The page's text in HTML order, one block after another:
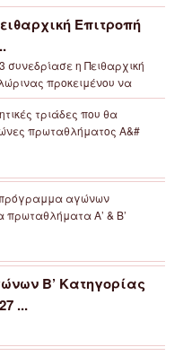
Επιτροπή
συνεδρίασε η Πειθαρχική
προκειμένου να
τριάδες που θα
πρωταθλήματος Α&#
αγώνων
πρωταθλήματα Α’ & Β’
Β’ Κατηγορίας
...